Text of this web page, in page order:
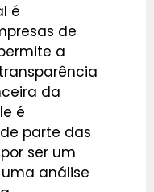
é
de
a
da
é
parte das
ser um
análise